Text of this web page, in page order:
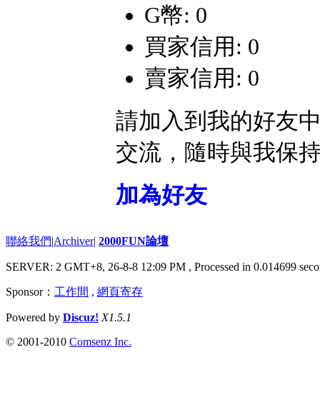
G幣: 0
買家信用: 0
賣家信用: 0
請加入到我的好友
交流，隨時與我保
加為好友
聯絡我們|Archiver| 2000FUN論壇
SERVER: 2 GMT+8, 26-8-8 12:09 PM , Processed in 0.014699
Sponsor： 工作間 , 網頁寄存
Powered by Discuz! X1.5.1
© 2001-2010 Comsenz Inc.